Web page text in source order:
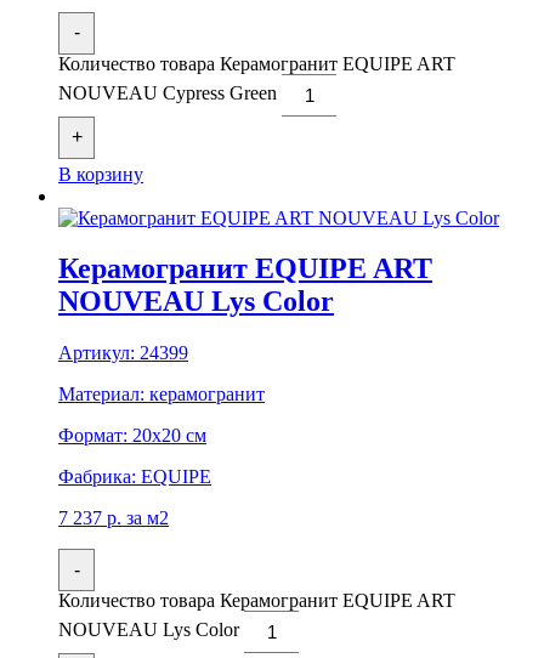
-
Количество товара Керамогранит EQUIPE ART
NOUVEAU Cypress Green
+
В корзину
Керамогранит EQUIPE ART
NOUVEAU Lys Color
Артикул: 24399
Материал: керамогранит
Формат: 20x20 см
Фабрика: EQUIPE
7 237 р. за м2
-
Количество товара Керамогранит EQUIPE ART
NOUVEAU Lys Color